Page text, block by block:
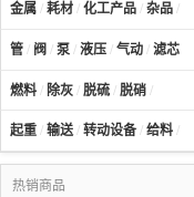
金属 / 耗材 / 化工产品 / 杂品 /
管 / 阀 / 泵 / 液压 / 气动 / 滤芯
燃料 / 除灰 / 脱硫 / 脱硝 /
起重 / 输送/ 转动设备 / 给料 /
热销商品